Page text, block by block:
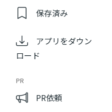
保存済み
アプリをダウン
ロード
PR
PR依頼